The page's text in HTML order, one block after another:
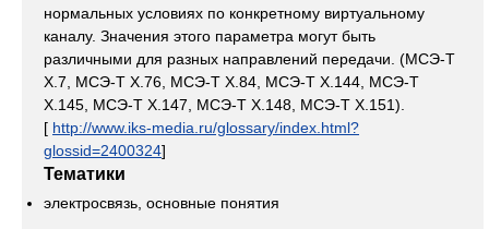
нормальных условиях по конкретному виртуальному
каналу. Значения этого параметра могут быть
различными для разных направлений передачи. (МСЭ-Т
Х.7, МСЭ-Т Х.76, МСЭ-Т Х.84, МСЭ-Т Х.144, МСЭ-Т
Х.145, МСЭ-Т Х.147, МСЭ-Т Х.148, МСЭ-Т Х.151).
[ http://www.iks-media.ru/glossary/index.html?
glossid=2400324]
Тематики
электросвязь, основные понятия